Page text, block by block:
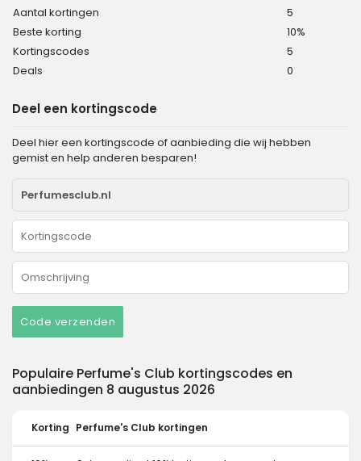
Aantal kortingen
5
Beste korting
10%
Kortingscodes
5
Deals
0
Deel een kortingscode
Deel hier een kortingscode of aanbieding die wij hebben
gemist en help anderen besparen!
Code verzenden
Populaire Perfume's Club kortingscodes en
aanbiedingen 8 augustus 2026
Korting Perfume's Club kortingen